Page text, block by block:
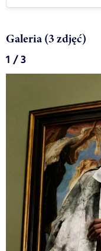
Galeria (3 zdjęć)
1 / 3